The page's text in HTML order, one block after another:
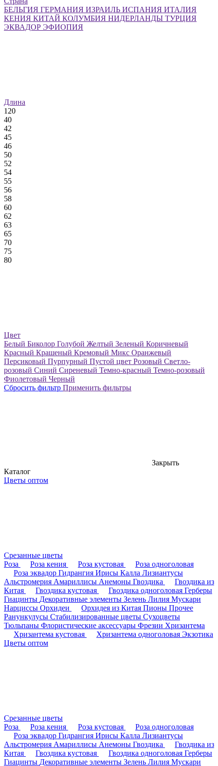
БЕЛЬГИЯ ГЕРМАНИЯ ИЗРАИЛЬ ИСПАНИЯ ИТАЛИЯ
КЕНИЯ КИТАЙ КОЛУМБИЯ НИДЕРЛАНДЫ ТУРЦИЯ
ЭКВАДОР ЭФИОПИЯ
Длина
120
40
42
45
46
50
52
54
55
56
58
60
62
63
65
70
75
80
Цвет
Белый Биколор Голубой Желтый Зеленый Коричневый
Красный Крашеный Кремовый Микс Оранжевый
Персиковый Пурпурный Пустой цвет Розовый Светло-
розовый Синий Сиреневый Темно-красный Темно-розовый
Фиолетовый Черный
Сбросить фильтр Применить фильтры
Закрыть
Каталог
Цветы оптом
Срезанные цветы
Роза
Роза кения Роза кустовая
Роза одноголовая
Роза эквадор Гидрангия Ирисы Калла Лизиантусы
Альстромерия Амариллисы Анемоны Гвоздика
Гвоздика из
Китая
Гвоздика кустовая Гвоздика одноголовая Герберы
Гиацинты Декоративные элементы Зелень Лилия Мускари
Нарциссы Орхидеи Орхидея из Китая Пионы Прочее
Ранункулусы Стабилизированные цветы Сухоцветы
Тюльпаны Флористические аксессуары Фрезии Хризантема
Хризантема кустовая
Хризантема одноголовая Экзотика
Цветы оптом
Срезанные цветы
Роза
Роза кения Роза кустовая
Роза одноголовая
Роза эквадор Гидрангия Ирисы Калла Лизиантусы
Альстромерия Амариллисы Анемоны Гвоздика
Гвоздика из
Китая
Гвоздика кустовая Гвоздика одноголовая Герберы
Гиацинты Декоративные элементы Зелень Лилия Мускари